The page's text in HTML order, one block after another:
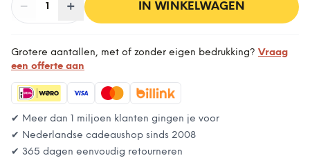
− Aantal
1 + IN WINKELWAGEN
Grotere aantallen, met of zonder eigen bedrukking? Vraag
een offerte aan
✔ Meer dan 1 miljoen klanten gingen je voor
✔ Nederlandse cadeaushop sinds 2008
✔ 365 dagen eenvoudig retourneren